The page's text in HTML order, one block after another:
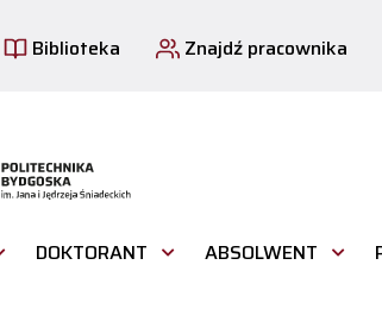
Biblioteka Znajdź pracownika
DOKTORANT ABSOLWENT